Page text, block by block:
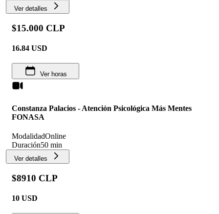
Ver detalles
$15.000 CLP
16.84 USD
Ver horas
Constanza Palacios - Atención Psicológica Más Mentes
FONASA
ModalidadOnline
Duración50 min
Ver detalles
$8910 CLP
10 USD